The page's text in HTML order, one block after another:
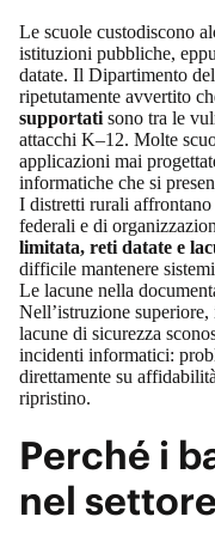
Le scuole custodiscono
istituzioni pubbliche,
datate. Il Dipartimento
ripetutamente avvertito
supportati sono tra le
attacchi K–12. Molte
applicazioni mai
informatiche che si
I distretti rurali
federali e di
limitata, reti datate e
difficile mantenere
Le lacune nella
Nell’istruzione superiore,
lacune di sicurezza
incidenti informatici:
direttamente su
ripristino.
Perché i
nel